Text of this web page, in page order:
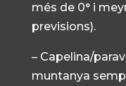
més de 0° i
previsions).
– Capelina/
muntanya